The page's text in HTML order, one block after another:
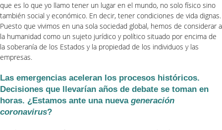
que es lo que yo llamo tener un lugar en el mundo, no solo físico sino
también social y económico. En decir, tener condiciones de vida dignas.
Puesto que vivimos en una sola sociedad global, hemos de considerar a
la humanidad como un sujeto jurídico y político situado por encima de
la soberanía de los Estados y la propiedad de los individuos y las
empresas.
Las emergencias aceleran los procesos históricos.
Decisiones que llevarían años de debate se toman en
horas. ¿Estamos ante una nueva generación
coronavirus?